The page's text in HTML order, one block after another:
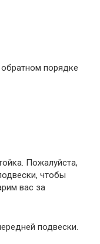
порядке
Пожалуйста,
чтобы
вас за
подвески.